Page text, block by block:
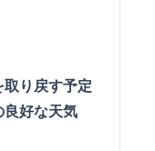
り戻す予定
好な天気